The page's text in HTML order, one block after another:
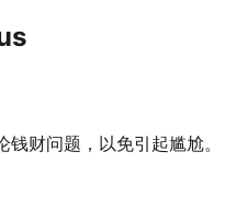
财问题，以免引起尴尬。